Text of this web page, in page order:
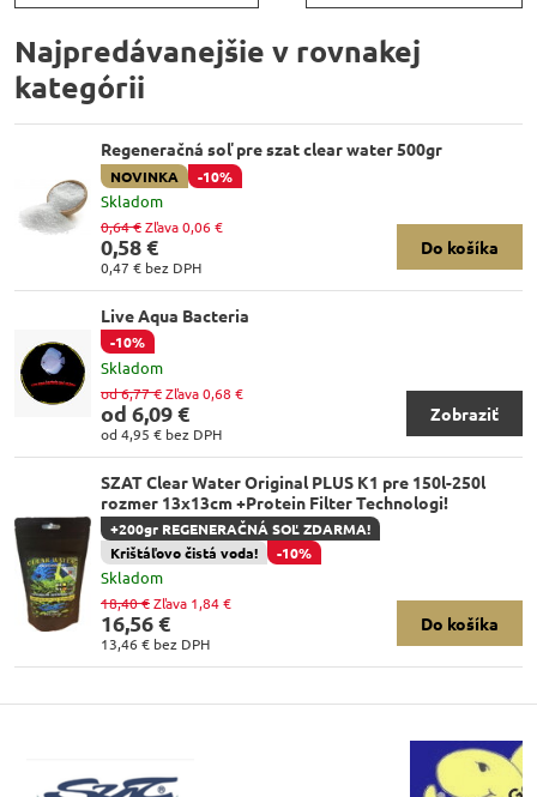
Najpredávanejšie v rovnakej
kategórii
Regeneračná soľ pre szat clear water 500gr
NOVINKA -10%
Skladom
0,58 €
0,47 € bez DPH
0,64 €Zľava 0,06 €
Do košíka
Live Aqua Bacteria
-10%
Skladom
od 6,09 €
od 4,95 € bez DPH
od 6,77 €Zľava 0,68 €
Zobraziť
SZAT Clear Water Original PLUS K1 pre 150l-250l
rozmer 13x13cm +Protein Filter Technologi!
+200gr REGENERAČNÁ SOĽ ZDARMA!
Krištáľovo čistá voda!
-10%
Skladom
16,56 €
13,46 € bez DPH
18,40 €Zľava 1,84 €
Do košíka